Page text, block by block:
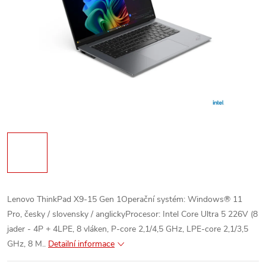
Lenovo ThinkPad X9-15 Gen 1Operační systém: Windows® 11
Pro, česky / slovensky / anglickyProcesor: Intel Core Ultra 5 226V (8
jader - 4P + 4LPE, 8 vláken, P-core 2,1/4,5 GHz, LPE-core 2,1/3,5
GHz, 8 M.. Detailní informace